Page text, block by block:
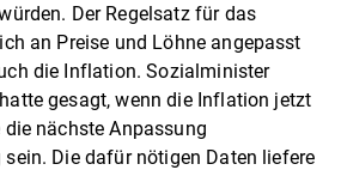
Der Regelsatz für das
an Preise und Löhne angepasst
die Inflation. Sozialminister
gesagt, wenn die Inflation jetzt
nächste Anpassung
Die dafür nötigen Daten liefere